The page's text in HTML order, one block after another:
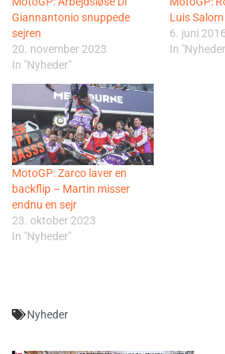
Giannantonio snuppede
sejren
20. november 2023
In "Nyheder"
Luis Salom
6. juni 2016
In
MotoGP: Zarco laver en
backflip – Martin misser
endnu en sejr
23. oktober 2023
In "Nyheder"
Nyheder